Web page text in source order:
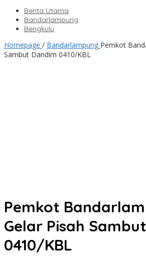
Berita Utama
Bandarlampung
Bengkulu
Homepage / Bandarlampung Pemkot
Sambut Dandim 0410/KBL
Pemkot
Gelar Pisah
0410/KBL